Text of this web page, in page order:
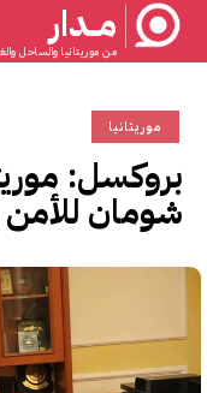
مــدار
من موريتانيا والساحل
موريتانيا
بروكسل:
شومان للأمن